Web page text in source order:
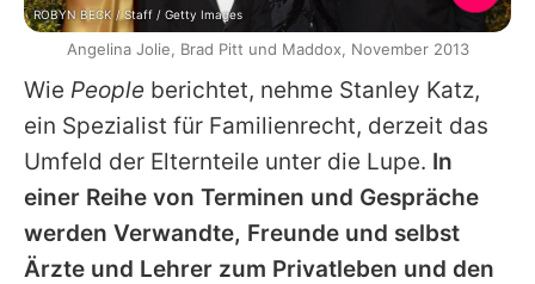
Wie People berichtet, nehme Stanley Katz,
ein Spezialist für Familienrecht, derzeit das
Umfeld der Elternteile unter die Lupe. In
einer Reihe von Terminen und Gespräche
werden Verwandte, Freunde und selbst
Ärzte und Lehrer zum Privatleben und den
ROBYN BECK / Staff / Getty Images
Angelina Jolie, Brad Pitt und Maddox, November 2013